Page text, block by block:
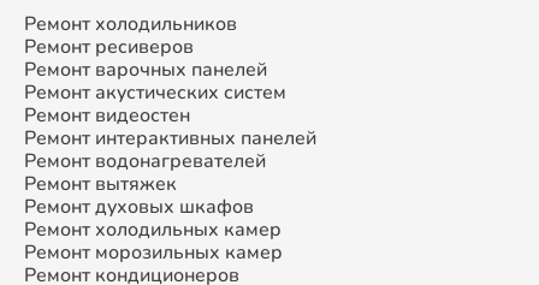
Ремонт холодильников
Ремонт ресиверов
Ремонт варочных панелей
Ремонт акустических систем
Ремонт видеостен
Ремонт интерактивных панелей
Ремонт водонагревателей
Ремонт вытяжек
Ремонт духовых шкафов
Ремонт холодильных камер
Ремонт морозильных камер
Ремонт кондиционеров